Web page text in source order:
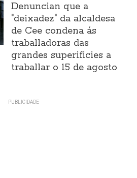
Denuncian que a
"deixadez" da alcaldesa
de Cee condena ás
traballadoras das
grandes superificies a
traballar o 15 de agosto